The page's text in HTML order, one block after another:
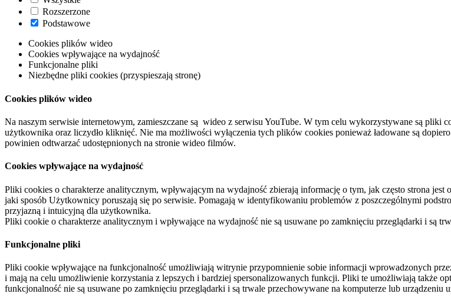
Rozszerzone
Podstawowe
Cookies plików wideo
Cookies wpływające na wydajność
Funkcjonalne pliki
Niezbędne pliki cookies (przyspieszają stronę)
Cookies plików wideo
Na naszym serwisie internetowym, zamieszczane są wideo z serwisu YouTube. W tym celu wykorzystywane są pliki
użytkownika oraz liczydło kliknięć. Nie ma możliwości wyłączenia tych plików cookies ponieważ ładowane są
powinien odtwarzać udostępnionych na stronie wideo filmów.
Cookies wpływające na wydajność
Pliki cookies o charakterze analitycznym, wpływającym na wydajność zbierają informację o tym, jak często strona
jaki sposób Użytkownicy poruszają się po serwisie. Pomagają w identyfikowaniu problemów z poszczególnymi
przyjazną i intuicyjną dla użytkownika.
Pliki cookie o charakterze analitycznym i wpływające na wydajność nie są usuwane po zamknięciu przeglądarki i są
Funkcjonalne pliki
Pliki cookie wpływające na funkcjonalność umożliwiają witrynie przypomnienie sobie informacji wprowadzonych
i mają na celu umożliwienie korzystania z lepszych i bardziej spersonalizowanych funkcji. Pliki te umożliwiają także
funkcjonalność nie są usuwane po zamknięciu przeglądarki i są trwale przechowywane na komputerze lub urządzeniu